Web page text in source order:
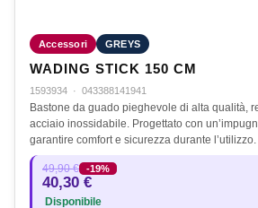
Accessori GREYS
WADING STICK 150 CM
1593934 · 043388141941
Bastone da guado pieghevole di alta qualità,
acciaio inossidabile. Progettato con
garantire comfort e sicurezza durante
49,90 € -19%
40,30 €
Disponibile